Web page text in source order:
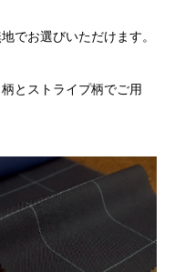
でお選びいただけます。
とストライプ柄でご用